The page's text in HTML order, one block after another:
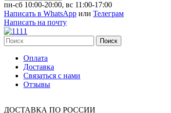
пн-сб 10:00-20:00, вс 11:00-17:00
Написать в WhatsApp или Телеграм
Написать на почту
Поиск
Оплата
Доставка
Связаться с нами
Отзывы
ДОСТАВКА ПО РОССИИ